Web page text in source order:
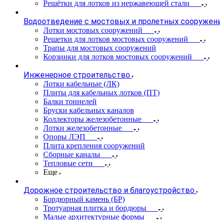
Решётки для лотков из нержавеющей стали
Водоотведение с мостовых и пролетных
Лотки мостовых сооружений
Решетки для лотков мостовых сооружений
Трапы для мостовых сооружений
Корзинки для лотков мостовых сооружений
Инженерное строительство
Лотки кабельные (ЛК)
Плиты для кабельных лотков (ПТ)
Балки тоннелей
Бруски кабельных каналов
Коллекторы железобетонные
Лотки железобетонные
Опоры ЛЭП
Плита крепления сооружений
Сборные каналы
Тепловые сети
Еще
Дорожное строительство и благоустройство
Бордюрный камень (БР)
Тротуарная плитка и бордюры
Малые архитектурные формы